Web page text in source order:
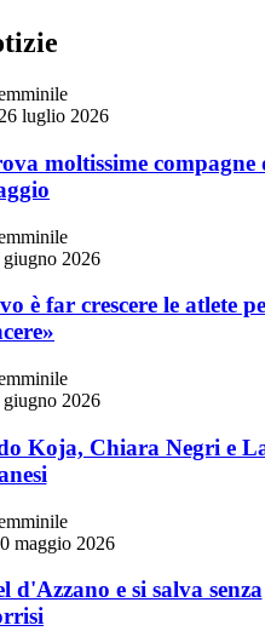
luglio 2026
moltissime compagne
2026
è far crescere le atlete
2026
Koja, Chiara Negri e
maggio 2026
d'Azzano e si salva senza